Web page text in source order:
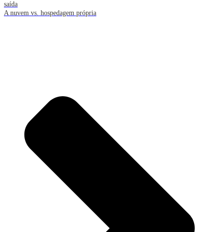
saída
A nuvem vs. hospedagem própria